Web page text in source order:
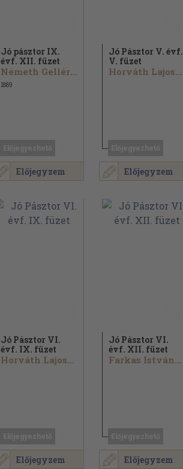
Előjegyzem
Jó pásztor IX.
évf. XII. füzet
Németh Gellért...
1889
Előjegyzem
Jó Pásztor V. évf.
V. füzet
Horváth Lajos...
Előjegyzem
Jó Pásztor VI.
évf. IX. füzet
Horváth Lajos...
Előjegyzem
Jó Pásztor VI.
évf. XII. füzet
Farkas István...